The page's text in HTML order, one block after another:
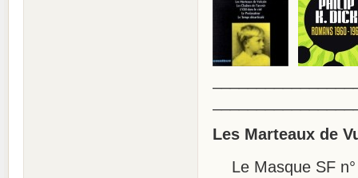
Les Marteaux de
Le Masque SF n°